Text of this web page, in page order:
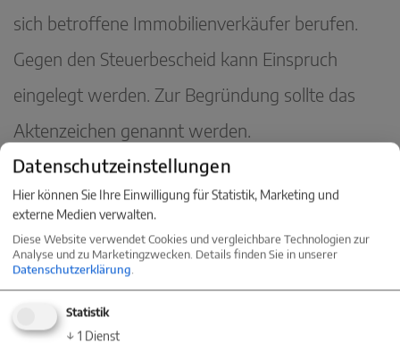
sich betroffene Immobilienverkäufer berufen.
Gegen den Steuerbescheid kann Einspruch
eingelegt werden. Zur Begründung sollte das
Aktenzeichen genannt werden.
« Zur News-Übersicht
Datenschutzeinstellungen
Hier können Sie Ihre Einwilligung für Statistik, Marketing und
externe Medien verwalten.
Diese Website verwendet Cookies und vergleichbare Technologien zur
Analyse und zu Marketingzwecken. Details finden Sie in unserer
Datenschutzerklärung.
Statistik
↓ 1 Dienst